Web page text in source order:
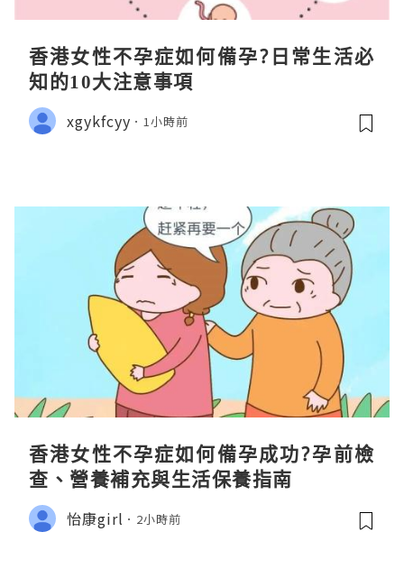
香港女性不孕症如何備孕?日常生活必
知的10大注意事項
xgykfcyy 1小時前
香港女性不孕症如何備孕成功?孕前檢
查、營養補充與生活保養指南
怡康girl 2小時前